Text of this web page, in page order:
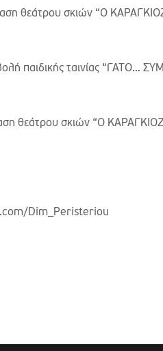
θεάτρου σκιών “Ο
παιδικής ταινίας “ΓΑΤΟ…
θεάτρου σκιών “Ο
Dim_Peristeriou